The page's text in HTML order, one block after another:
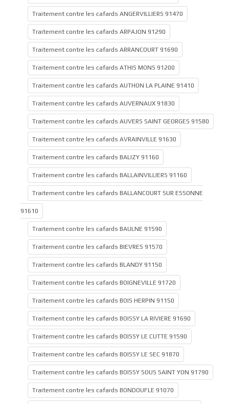
Traitement contre les cafards ANGERVILLIERS 91470
Traitement contre les cafards ARPAJON 91290
Traitement contre les cafards ARRANCOURT 91690
Traitement contre les cafards ATHIS MONS 91200
Traitement contre les cafards AUTHON LA PLAINE 91410
Traitement contre les cafards AUVERNAUX 91830
Traitement contre les cafards AUVERS SAINT GEORGES 91580
Traitement contre les cafards AVRAINVILLE 91630
Traitement contre les cafards BALIZY 91160
Traitement contre les cafards BALLAINVILLIERS 91160
Traitement contre les cafards BALLANCOURT SUR ESSONNE
91610
Traitement contre les cafards BAULNE 91590
Traitement contre les cafards BIEVRES 91570
Traitement contre les cafards BLANDY 91150
Traitement contre les cafards BOIGNEVILLE 91720
Traitement contre les cafards BOIS HERPIN 91150
Traitement contre les cafards BOISSY LA RIVIERE 91690
Traitement contre les cafards BOISSY LE CUTTE 91590
Traitement contre les cafards BOISSY LE SEC 91870
Traitement contre les cafards BOISSY SOUS SAINT YON 91790
Traitement contre les cafards BONDOUFLE 91070